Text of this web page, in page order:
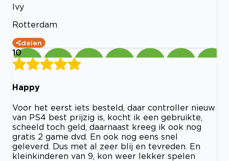
Ivy
Rotterdam
delen
10
Happy
Voor het eerst iets besteld, daar controller nieuw
van PS4 best prijzig is, kocht ik een gebruikte,
scheeld toch geld, daarnaast kreeg ik ook nog
gratis 2 game dvd. En ook nog eens snel
geleverd. Dus met al zeer blij en tevreden. En
kleinkinderen van 9, kon weer lekker spelen